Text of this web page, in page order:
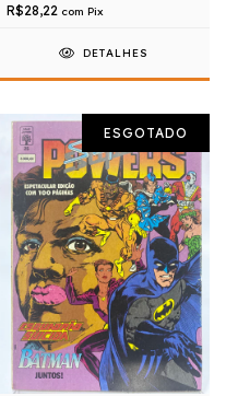
R$28,22 com Pix
DETALHES
ESGOTADO